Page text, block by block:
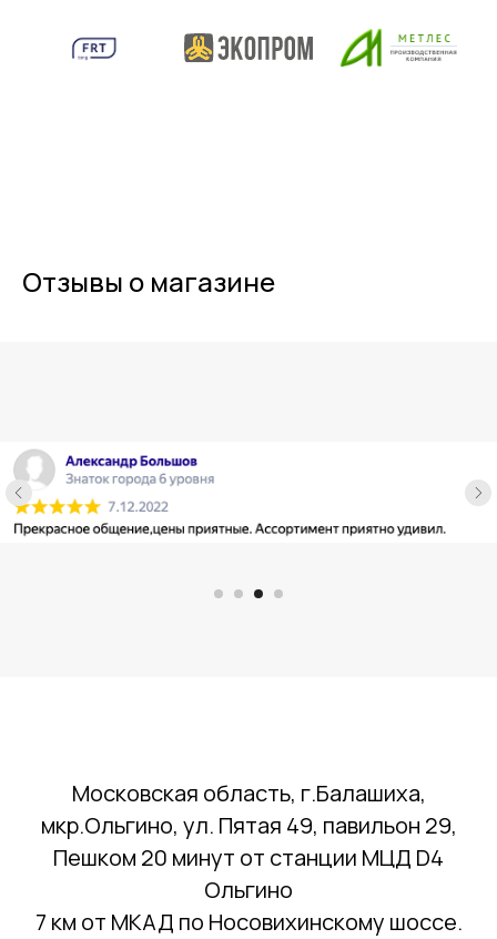
Отзывы о магазине
Московская область, г.Балашиха,
мкр.Ольгино, ул. Пятая 49, павильон 29,
Пешком 20 минут от станции МЦД D4
Ольгино
7 км от МКАД по Носовихинскому шоссе.